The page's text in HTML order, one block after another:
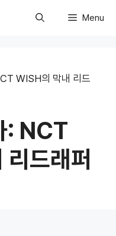
Menu
WISH의 막내 리드
: NCT
드래퍼